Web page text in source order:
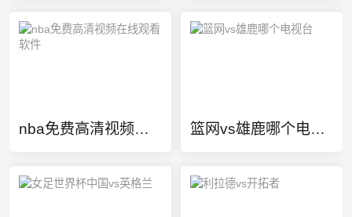
nba免费高清视频在线观看软件 篮网vs雄鹿哪个电视台